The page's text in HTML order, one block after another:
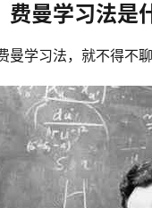
费曼学习法是
曼学习法，就不得不聊